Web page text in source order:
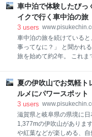
（本店） まとめ 旅の行程
体験したのち、信楽焼の
ぬきの置物に出会います。
すると、頭上には青空が
空の広がる海岸線、紅葉の
るスポットなど、ガラスル
めると思うとワクワクし
ャーまで楽しさが詰まっ
視点からレビューしていき
スルーフ「スカイフィー
り！電動パーキングブレ
座り心地の良いシート 荷
車中泊で体験したびっ
イクで行く車中泊の旅
3 users
車中泊の旅を続けている
事ってなに？」 と聞かれ
旅を始めて約2年。 これま
ン 体験談２～夜明けとと
談４～気分は船乗り 体験
６～いつかどこかで 体験
験談１～夜中のトントン
道の駅に泊まった時のこ
トを敷いて寝る準備完了。
夏の伊吹山でお気軽ト
ルメにパワースポット
く車中泊の旅
3 users
滋賀県と岐阜県の県境に
1,377mの伊吹山がありま
や紅葉などが楽しめる、